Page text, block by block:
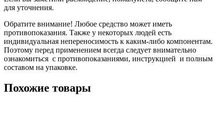
для уточнения.
Обратите внимание! Любое средство может иметь
противопоказания. Также у некоторых людей есть
индивидуальная непереносимость к каким-либо компонентам.
Поэтому перед применением всегда следует внимательно
ознакомиться с противопоказаниями, инструкцией и полным
составом на упаковке.
Похожие товары